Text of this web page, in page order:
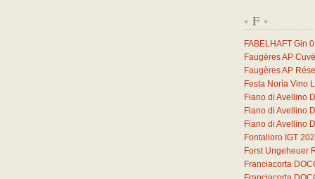
* F *
FABELHAFT Gin
Faugères AP
Faugères AP
Festa Norìa Vino
Fiano di Avellino
Fiano di Avellino
Fiano di Avellino
Fontalloro IGT
Forst Ungeheuer
Franciacorta